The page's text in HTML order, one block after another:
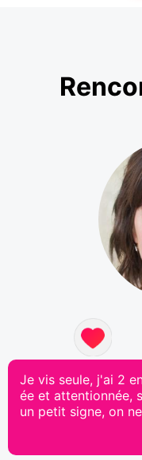
Je vis seule, j'ai 2
ée et attentionnée,
un petit signe, on